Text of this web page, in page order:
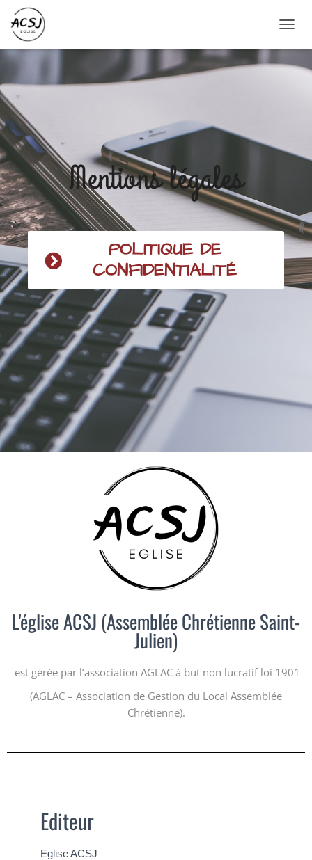
U
V
R
A
N
V
I
G
Mentions légales
POLITIQUE DE
CONFIDENTIALITÉ
L'église ACSJ (Assemblée Chrétienne Saint-
Julien)
est gérée par l’association AGLAC à but non lucratif loi 1901
(AGLAC – Association de Gestion du Local Assemblée
Chrétienne).
Editeur
Eglise ACSJ